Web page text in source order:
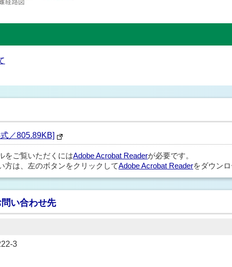
／805.89KB]
をご覧いただくにはAdobe Acrobat Readerが必要です。
方は、左のボタンをクリックしてAdobe Acrobat Readerをダウン
い合わせ先
3